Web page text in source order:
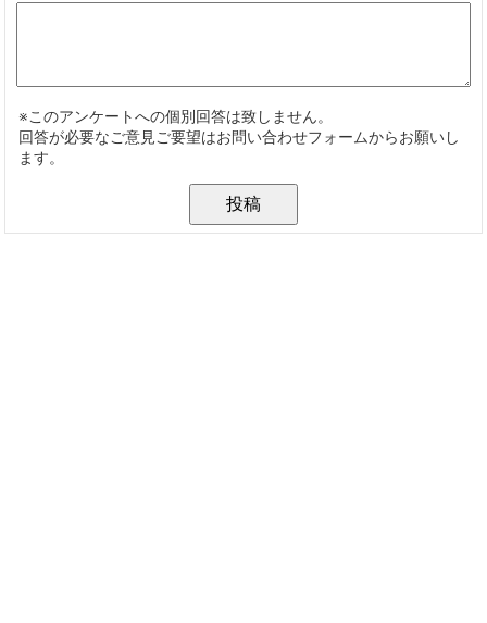
※このアンケートへの個別回答は致しません。
回答が必要なご意見ご要望はお問い合わせフォームからお願いし
ます。